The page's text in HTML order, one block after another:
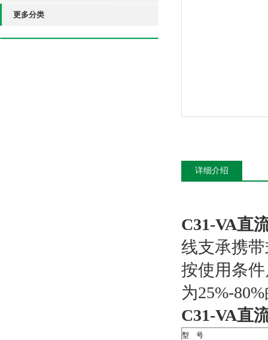
更多分类
详细介绍
C31-VA直
线支承携
按使用条
为25%-
C31-VA直
型 号